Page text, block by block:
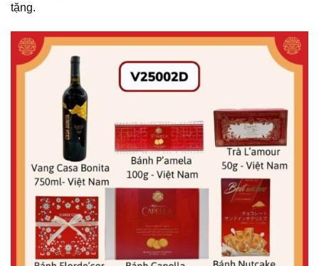
tặng.